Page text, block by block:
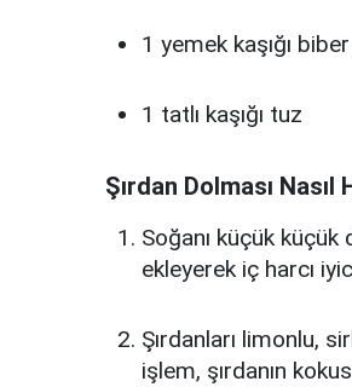
1 yemek kaşığı
1 tatlı kaşığı tuz
Şırdan Dolması Nasıl
Soğanı küçük küçük
ekleyerek iç harcı
Şırdanları limonlu,
işlem, şırdanın